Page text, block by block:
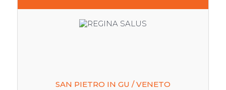
SAN PIETRO IN GU / VENETO